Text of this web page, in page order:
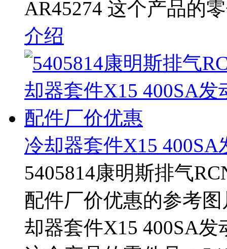
AR45274 这个产品的
介绍
冷却器套件X15
5405814康明斯排气
配件厂价优惠的参考
却器套件X15 400SA